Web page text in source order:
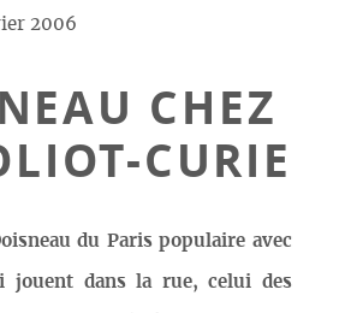
2006
CHEZ
CURIE
du Paris populaire avec
jouent dans la rue, celui des